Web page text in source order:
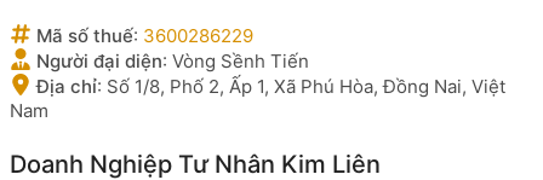
Mã số thuế: 3600286229
Người đại diện: Vòng Sềnh Tiến
Địa chỉ: Số 1/8, Phố 2, Ấp 1, Xã Phú Hòa, Đồng Nai, Việt
Nam
Doanh Nghiệp Tư Nhân Kim Liên